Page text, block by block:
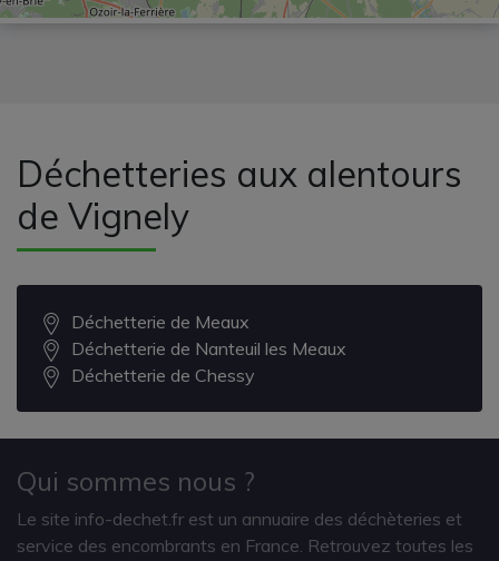
Déchetteries aux alentours
de Vignely
Déchetterie de Meaux
Déchetterie de Nanteuil les Meaux
Déchetterie de Chessy
Qui sommes nous ?
Le site info-dechet.fr est un annuaire des déchèteries et
service des encombrants en France. Retrouvez toutes les